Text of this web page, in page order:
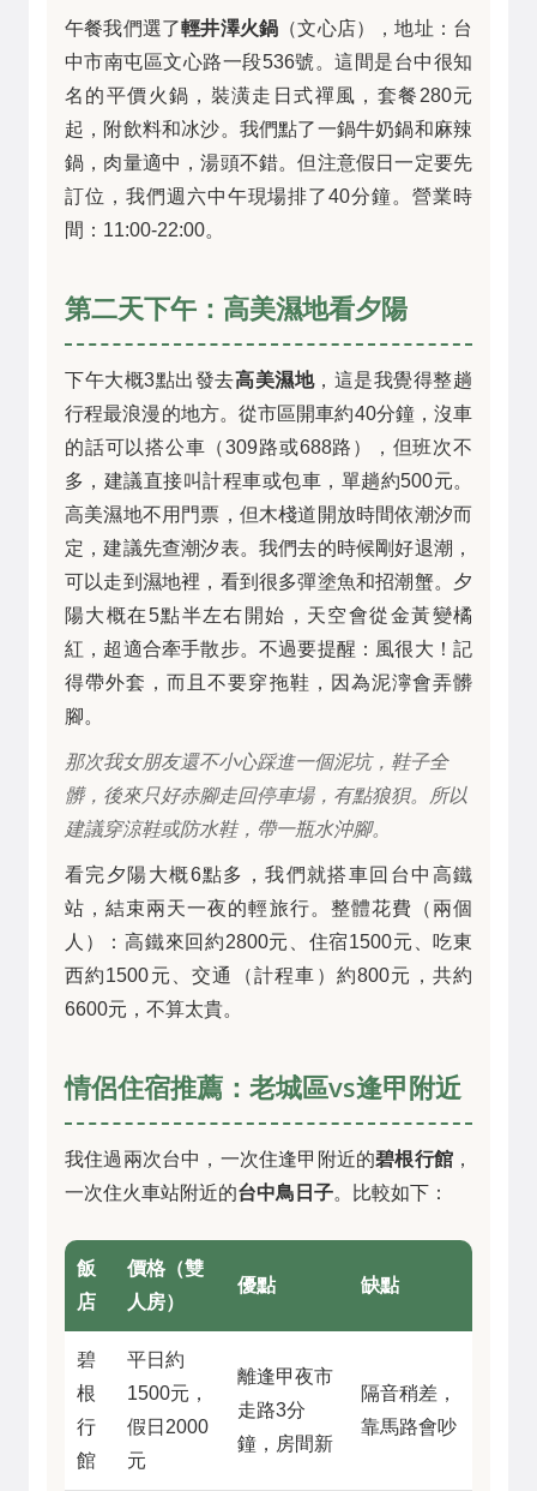
午餐我們選了輕井澤火鍋 （文心店），地址：台
中市南屯區文心路一段536號。這間是台中很知
名的平價火鍋，裝潢走日式禪風，套餐280元
起，附飲料和冰沙。我們點了一鍋牛奶鍋和麻辣
鍋，肉量適中，湯頭不錯。但注意假日一定要先
訂位，我們週六中午現場排了40分鐘。營業時
間：11:00-22:00。
第二天下午：高美濕地看夕陽
下午大概3點出發去高美濕地，這是我覺得整趟
行程最浪漫的地方。從市區開車約40分鐘，沒車
的話可以搭公車（309路或688路），但班次不
多，建議直接叫計程車或包車，單趟約500元。
高美濕地不用門票，但木棧道開放時間依潮汐而
定，建議先查潮汐表。我們去的時候剛好退潮，
可以走到濕地裡，看到很多彈塗魚和招潮蟹。夕
陽大概在5點半左右開始，天空會從金黃變橘
紅，超適合牽手散步。不過要提醒：風很大！記
得帶外套，而且不要穿拖鞋，因為泥濘會弄髒
腳。
那次我女朋友還不小心踩進一個泥坑，鞋子全
髒，後來只好赤腳走回停車場，有點狼狽。所以
建議穿涼鞋或防水鞋，帶一瓶水沖腳。
看完夕陽大概6點多，我們就搭車回台中高鐵
站，結束兩天一夜的輕旅行。整體花費（兩個
人）：高鐵來回約2800元、住宿1500元、吃東
西約1500元、交通（計程車）約800元，共約
6600元，不算太貴。
情侶住宿推薦：老城區vs逢甲附近
我住過兩次台中，一次住逢甲附近的碧根行館 ，
一次住火車站附近的台中鳥日子。比較如下：
飯
店
價格（雙
人房）
優點 缺點
碧
根
行
館
平日約
1500元，
假日2000
元
離逢甲夜市
走路3分
鐘，房間新
隔音稍差，
靠馬路會吵